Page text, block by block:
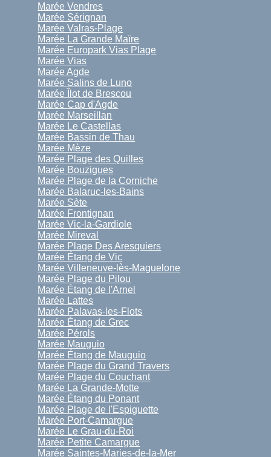
Marée Vendres
Marée Sérignan
Marée Valras-Plage
Marée La Grande Maïre
Marée Europark Vias Plage
Marée Vias
Marée Agde
Marée Salins de Luno
Marée Îlot de Brescou
Marée Cap d'Agde
Marée Marseillan
Marée Le Castellas
Marée Bassin de Thau
Marée Mèze
Marée Plage des Quilles
Marée Bouzigues
Marée Plage de la Corniche
Marée Balaruc-les-Bains
Marée Sète
Marée Frontignan
Marée Vic-la-Gardiole
Marée Mireval
Marée Plage Des Aresquiers
Marée Étang de Vic
Marée Villeneuve-lès-Maguelone
Marée Plage du Pilou
Marée Étang de l'Arnel
Marée Lattes
Marée Palavas-les-Flots
Marée Étang de Grec
Marée Pérols
Marée Mauguio
Marée Étang de Mauguio
Marée Plage du Grand Travers
Marée Plage du Couchant
Marée La Grande-Motte
Marée Étang du Ponant
Marée Plage de l'Espiguette
Marée Port-Camargue
Marée Le Grau-du-Roi
Marée Petite Camargue
Marée Saintes-Maries-de-la-Mer